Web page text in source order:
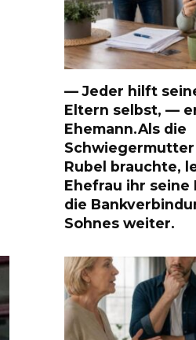
— Jeder hilft
Eltern selbst, —
Ehemann.Als die
Rubel brauchte,
Ehefrau ihr seine
die
Sohnes weiter.